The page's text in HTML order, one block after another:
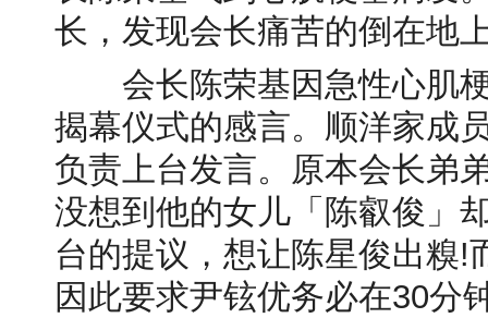
长，发现会长痛苦的倒在地
会长陈荣基因急性心肌梗
揭幕仪式的感言。顺洋家成
负责上台发言。原本会长弟
没想到他的女儿「陈叡俊」
台的提议，想让陈星俊出糗!
因此要求尹铉优务必在30分